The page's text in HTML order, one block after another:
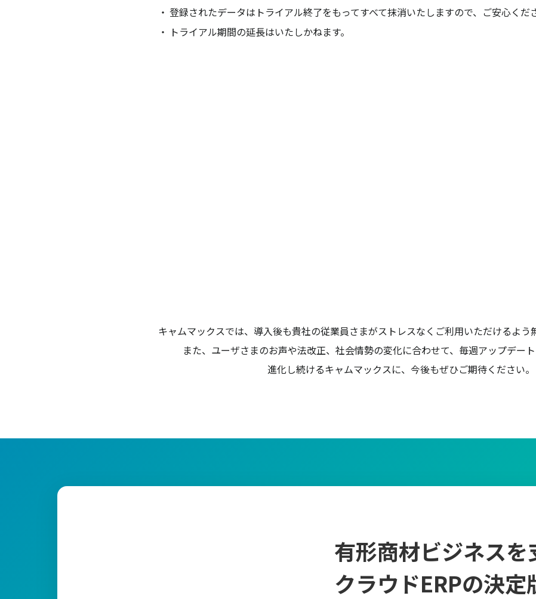
登録されたデータはトライアル終了をもってすべて抹消いたしますので、ご安心くだ
トライアル期間の延長はいたしかねます。
キャムマックスでは、導入後も貴社の従業員さまがストレスなくご利用いただけるよう
また、ユーザさまのお声や法改正、社会情勢の変化に合わせて、毎週アップデート
進化し続けるキャムマックスに、今後もぜひご期待ください。
有形商材ビジネスを
クラウドERPの決定